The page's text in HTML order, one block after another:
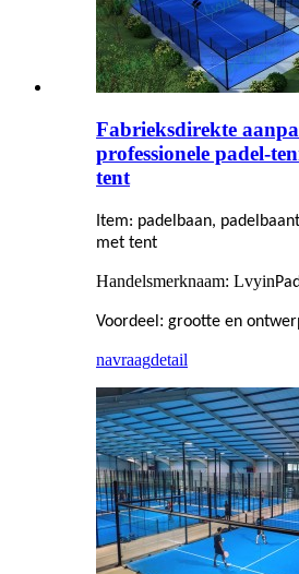
Fabrieksdirekte
professionele padel-
tent
Item: padelbaan,
met tent
Handelsmerknaam: Lvyin
Voordeel : grootte en
navraagdetail